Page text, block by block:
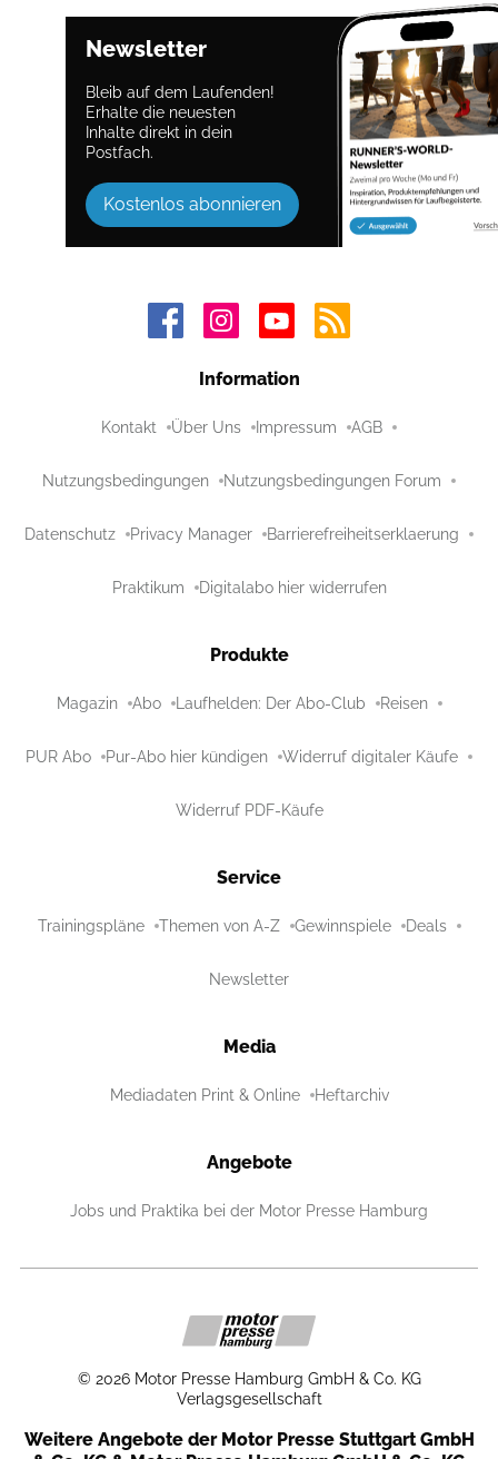
Newsletter
Bleib auf dem Laufenden!
Erhalte die neuesten
Inhalte direkt in dein
Postfach.
Kostenlos abonnieren
Information
Kontakt Über Uns Impressum AGB
Nutzungsbedingungen Nutzungsbedingungen Forum
Datenschutz Privacy Manager Barrierefreiheitserklaerung
Praktikum Digitalabo hier widerrufen
Produkte
Magazin Abo Laufhelden: Der Abo-Club Reisen
PUR Abo Pur-Abo hier kündigen Widerruf digitaler Käufe
Widerruf PDF-Käufe
Service
Trainingspläne Themen von A-Z Gewinnspiele Deals
Newsletter
Media
Mediadaten Print & Online Heftarchiv
Angebote
Jobs und Praktika bei der Motor Presse Hamburg
© 2026 Motor Presse Hamburg GmbH & Co. KG
Verlagsgesellschaft
Weitere Angebote der Motor Presse Stuttgart GmbH